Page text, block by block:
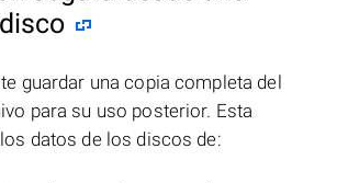
guardar una copia completa del
para su uso posterior. Esta
datos de los discos de: